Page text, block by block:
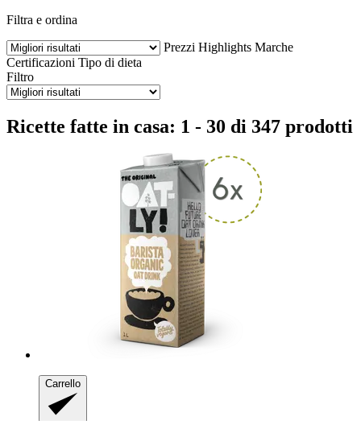
Filtra e ordina
Prezzi Highlights Marche
Certificazioni Tipo di dieta
Filtro
Ricette fatte in casa: 1 - 30 di 347 prodotti
Carrello